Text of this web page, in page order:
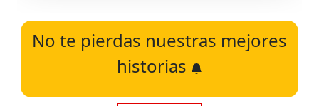
No te pierdas nuestras mejores
historias